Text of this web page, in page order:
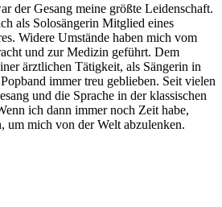
der Gesang meine größte Leidenschaft.
als Solosängerin Mitglied eines
Widere Umstände haben mich vom
und zur Medizin geführt. Dem
ärztlichen Tätigkeit, als Sängerin in
immer treu geblieben. Seit vielen
und die Sprache in der klassischen
ich dann immer noch Zeit habe,
um mich von der Welt abzulenken.